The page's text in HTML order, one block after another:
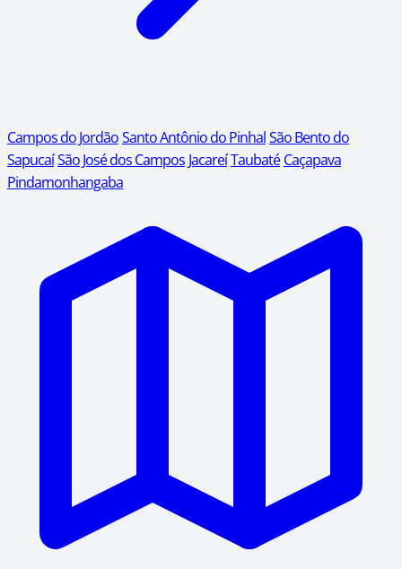
Campos do JordãoSanto Antônio do PinhalSão Bento do
SapucaíSão José dos Campos JacareíTaubaté Caçapava
Pindamonhangaba